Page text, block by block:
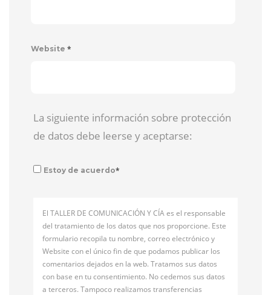
Website *
La siguiente información sobre protección
de datos debe leerse y aceptarse:
Estoy de acuerdo*
El TALLER DE COMUNICACIÓN Y CÍA es el responsable
del tratamiento de los datos que nos proporcione. Este
formulario recopila tu nombre, correo electrónico y
Website con el único fin de que podamos publicar los
comentarios dejados en la web. Tratamos sus datos
con base en tu consentimiento. No cedemos sus datos
a terceros. Tampoco realizamos transferencias